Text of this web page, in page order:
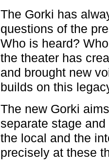
The Gorki has
questions of the
Who is heard?
the theater has
and brought new
builds on this
The new Gorki
separate stage
the local and the
precisely at these